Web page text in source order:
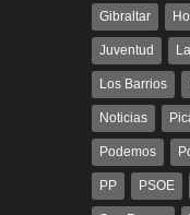
Gibraltar
Juventud
Los Barrios
Noticias
Podemos
PP PSOE